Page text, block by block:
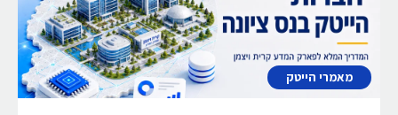
מאמרי הייטק